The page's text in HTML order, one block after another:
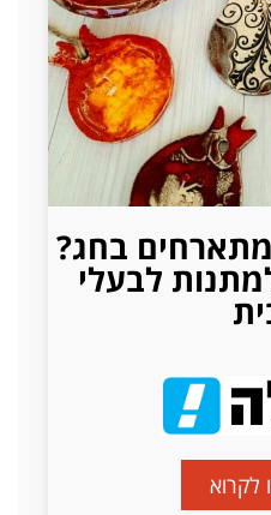
בחג?
לבעלי
לקרוא